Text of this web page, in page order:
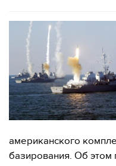
американского
базирования. Об этом